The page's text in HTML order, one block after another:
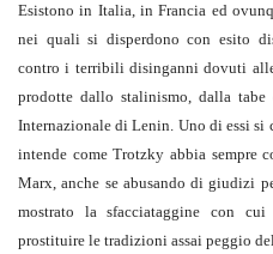
Esistono in Italia, in Francia ed
nei quali si disperdono con esito
contro i terribili disinganni dovuti
prodotte dallo stalinismo, dalla
Internazionale di Lenin. Uno di essi si
intende come Trotzky abbia sempre
Marx, anche se abusando di giudizi
mostrato la sfacciataggine con
prostituire le tradizioni assai peggio